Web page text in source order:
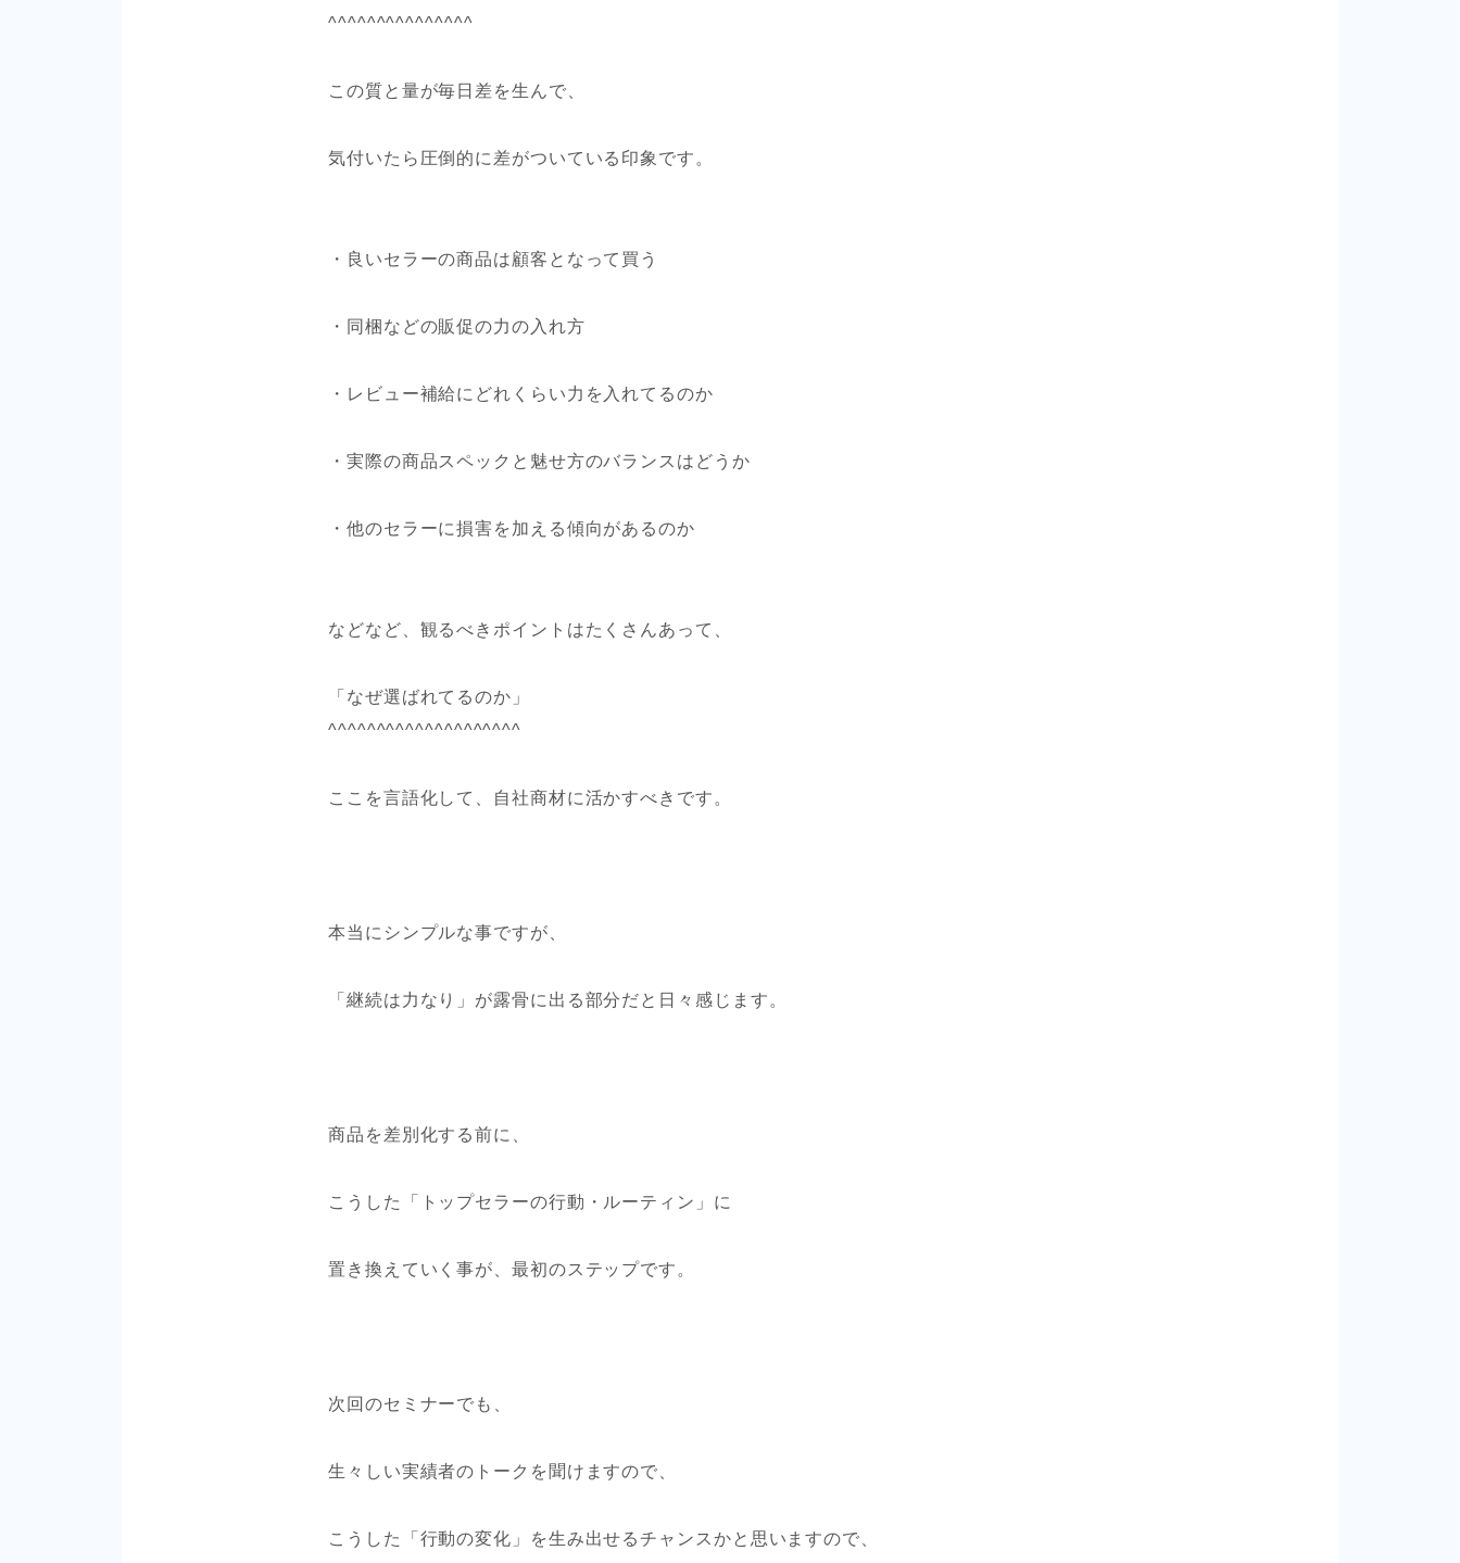
^^^^^^^^^^^^^^^
この質と量が毎日差を生んで、
気付いたら圧倒的に差がついている印象です。
・良いセラーの商品は顧客となって買う
・同梱などの販促の力の入れ方
・レビュー補給にどれくらい力を入れてるのか
・実際の商品スペックと魅せ方のバランスはどうか
・他のセラーに損害を加える傾向があるのか
などなど、観るべきポイントはたくさんあって、
「なぜ選ばれてるのか」
^^^^^^^^^^^^^^^^^^^^
ここを言語化して、自社商材に活かすべきです。
本当にシンプルな事ですが、
「継続は力なり」が露骨に出る部分だと日々感じます。
商品を差別化する前に、
こうした「トップセラーの行動・ルーティン」に
置き換えていく事が、最初のステップです。
次回のセミナーでも、
生々しい実績者のトークを聞けますので、
こうした「行動の変化」を生み出せるチャンスかと思いますので、